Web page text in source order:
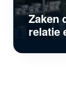
Zaken
relatie